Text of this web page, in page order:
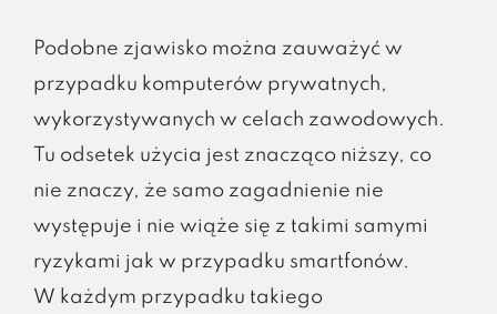
Podobne zjawisko można zauważyć w
przypadku komputerów prywatnych,
wykorzystywanych w celach zawodowych.
Tu odsetek użycia jest znacząco niższy, co
nie znaczy, że samo zagadnienie nie
występuje i nie wiąże się z takimi samymi
ryzykami jak w przypadku smartfonów.
W każdym przypadku takiego